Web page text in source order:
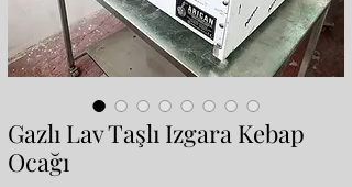
Gazlı Lav Taşlı Izgara Kebap
Ocağı